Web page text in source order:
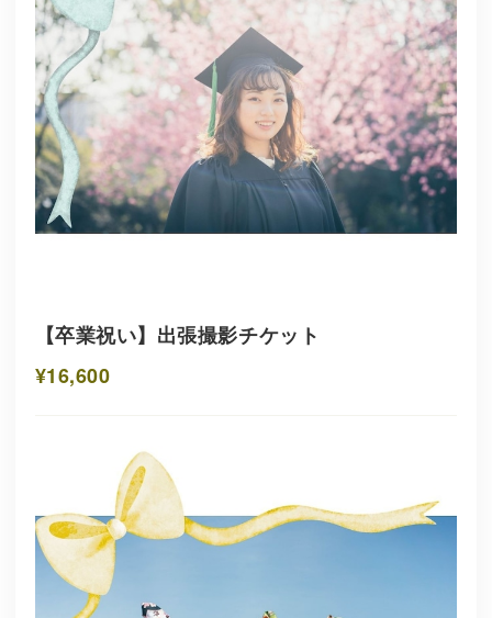
【卒業祝い】出張撮影チケット
¥16,600